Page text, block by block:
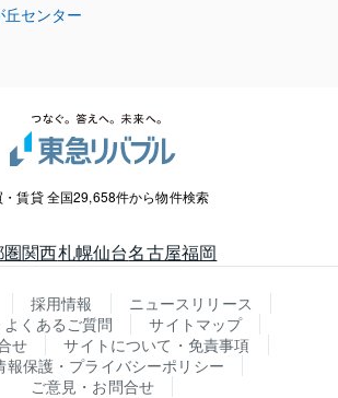
丘センター
・賃貸 全国29,658件から物件検索
圏関西札幌仙台名古屋福岡
採用情報
ニュースリリース
くあるご質問
サイトマップ
せ
サイトについて・免責事項
報保護・プライバシーポリシー
ご意見・お問合せ